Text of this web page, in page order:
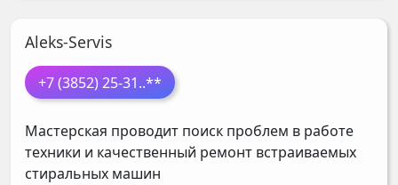
Aleks-Servis
+7 (3852) 25-31..**
Мастерская проводит поиск проблем в работе
техники и качественный ремонт встраиваемых
стиральных машин